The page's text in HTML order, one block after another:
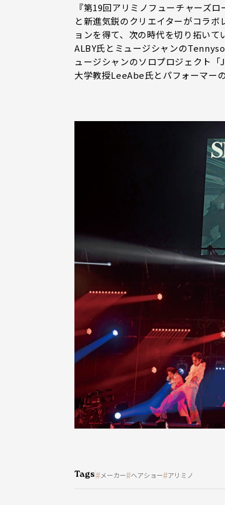
『第19回アリミノフューチャーズ
と新進気鋭のクリエイターがコラ
ョンを得て、次の時代を切り拓い
ALBY氏とミュージシャンの
ュージシャンのソロプロジェクト
大学教授LeeAbe氏とパフォーマー
Tags メーカー ヘアショー アリミノ